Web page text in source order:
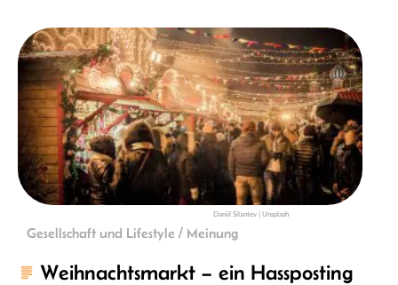
Daniil Silantev | Unsplash
Gesellschaft und Lifestyle / Meinung
Weihnachtsmarkt – ein Hassposting